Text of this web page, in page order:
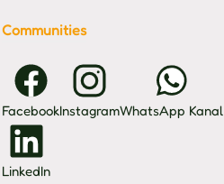
Communities
FacebookInstagramWhatsApp Kanal
LinkedIn